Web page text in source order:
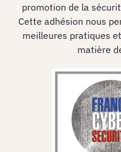
promotion de la
Cette adhésion nous
meilleures pratiques
matière